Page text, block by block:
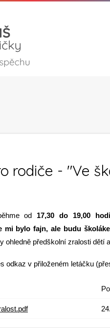
rodiče - "Ve
od 17,30 do 19,00
mi bylo fajn, ale budu
ohledně předškolní zralosti dětí
odkaz v přiloženém letáčku